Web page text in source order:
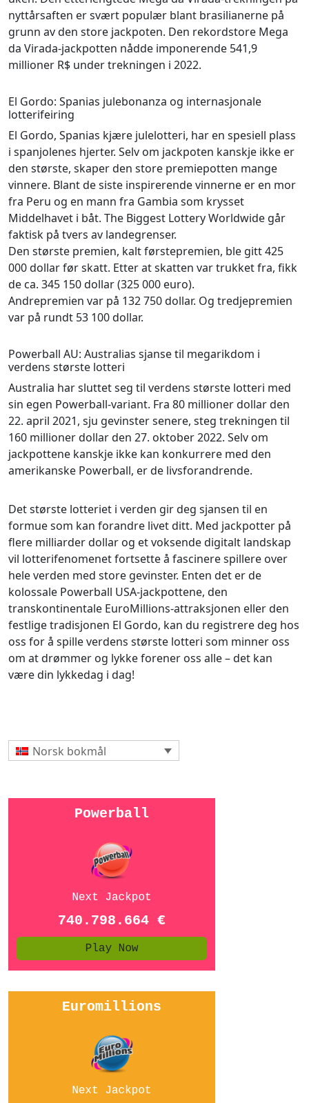
nyttårsaften er svært populær blant brasilianerne på
grunn av den store jackpoten. Den rekordstore Mega
da Virada-jackpotten nådde imponerende 541,9
millioner R$ under trekningen i 2022.
El Gordo: Spanias julebonanza og internasjonale
lotterifeiring
El Gordo, Spanias kjære julelotteri, har en spesiell plass
i spanjolenes hjerter. Selv om jackpoten kanskje ikke er
den største, skaper den store premiepotten mange
vinnere. Blant de siste inspirerende vinnerne er en mor
fra Peru og en mann fra Gambia som krysset
Middelhavet i båt. The Biggest Lottery Worldwide går
faktisk på tvers av landegrenser.
Den største premien, kalt førstepremien, ble gitt 425
000 dollar før skatt. Etter at skatten var trukket fra, fikk
de ca. 345 150 dollar (325 000 euro).
Andrepremien var på 132 750 dollar. Og tredjepremien
var på rundt 53 100 dollar.
Powerball AU: Australias sjanse til megarikdom i
verdens største lotteri
Australia har sluttet seg til verdens største lotteri med
sin egen Powerball-variant. Fra 80 millioner dollar den
22. april 2021, sju gevinster senere, steg trekningen til
160 millioner dollar den 27. oktober 2022. Selv om
jackpottene kanskje ikke kan konkurrere med den
amerikanske Powerball, er de livsforandrende.
Det største lotteriet i verden gir deg sjansen til en
formue som kan forandre livet ditt. Med jackpotter på
flere milliarder dollar og et voksende digitalt landskap
vil lotterifenomenet fortsette å fascinere spillere over
hele verden med store gevinster. Enten det er de
kolossale Powerball USA-jackpottene, den
transkontinentale EuroMillions-attraksjonen eller den
festlige tradisjonen El Gordo, kan du registrere deg hos
oss for å spille verdens største lotteri som minner oss
om at drømmer og lykke forener oss alle – det kan
være din lykkedag i dag!
Norsk bokmål